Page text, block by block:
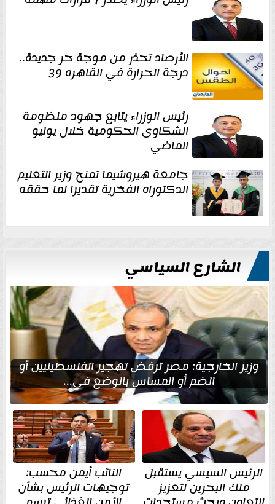
الأرصاد تحذر من موجة حر جديدة..
درجة الحرارة في القاهره 39
رئيس الوزراء يتابع جهود منظومة
الشكاوى الحكومية خلال يوليو
الماضي
جامعة هيروشيما تمنح وزير التعليم
الدكتوراه الفخرية تقديرا لما حققه
الشارع السياسي
وزير الخارجية: مصر ترفض تهجير الفلسطينيين أو
الضم أو المساس بالوضع في...
الرئيس السيسي يستقبل
ملك البحرين لتعزيز
النائب أيمن محسب:
توجيهات الرئيس بشأن